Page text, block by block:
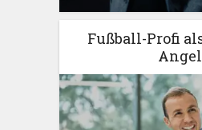
Fußball-Profi
Angel